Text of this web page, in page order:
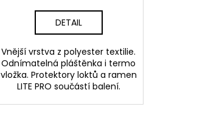
DETAIL
Vnější vrstva z polyester textilie.
Odnímatelná pláštěnka i termo
vložka. Protektory loktů a ramen
LITE PRO součástí balení.